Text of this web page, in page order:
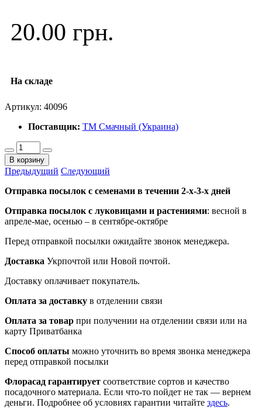
20.00 грн.
На складе
Артикул: 40096
Поставщик: ТМ Смачный (Украина)
В корзину
Предыдущий Следующий
Отправка посылок с семенами в течении 2-х-3-х дней
Отправка посылок с луковицами и растениями: весной в
апреле-мае, осенью – в сентябре-октябре
Перед отправкой посылки ожидайте звонок менеджера.
Доставка Укрпочтой или Новой почтой.
Доставку оплачивает покупатель.
Оплата за доставку в отделении связи
Оплата за товар при получении на отделении связи или на
карту Приватбанка
Способ оплаты можно уточнить во время звонка менеджера
перед отправкой посылки
Флорасад гарантирует соответствие сортов и качество
посадочного материала. Если что-то пойдет не так — вернем
деньги. Подробнее об условиях гарантии читайте здесь.